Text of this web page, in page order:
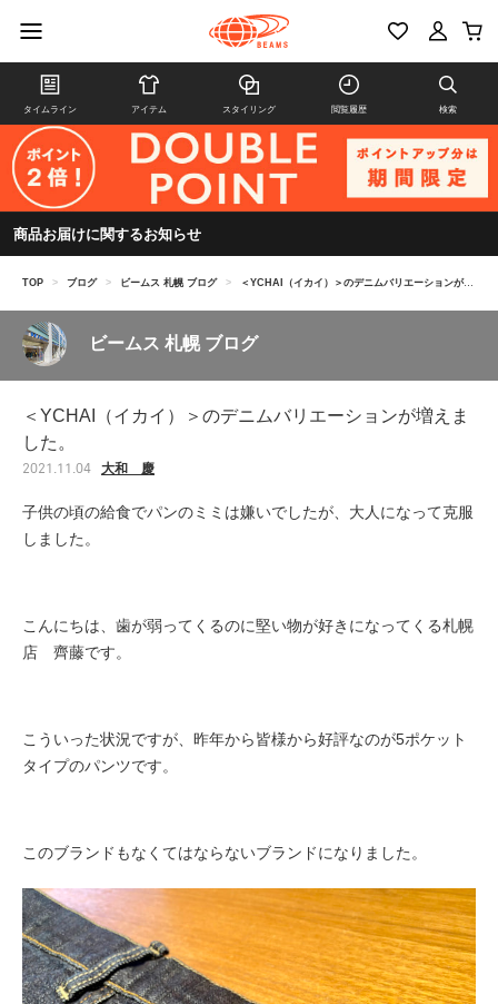
タイムライン アイテム スタイリング 閲覧履歴 検索
商品お届けに関するお知らせ
TOP > ブログ > ビームス 札幌 ブログ > ＜YCHAI（イカイ）＞のデニムバリエーションが増えました。
ビームス 札幌 ブログ
＜YCHAI（イカイ）＞のデニムバリエーションが増えま
した。
2021.11.04 大和 慶
子供の頃の給食でパンのミミは嫌いでしたが、大人になって克服
しました。
こんにちは、歯が弱ってくるのに堅い物が好きになってくる札幌
店 齊藤です。
こういった状況ですが、昨年から皆様から好評なのが5ポケット
タイプのパンツです。
このブランドもなくてはならないブランドになりました。